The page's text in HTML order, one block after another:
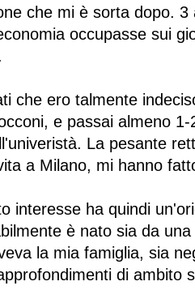
che mi è sorta dopo.
occupasse sui
che ero talmente
e passai almeno
La pesante
a Milano, mi hanno
interesse ha quindi
è nato sia da
la mia famiglia, sia
di ambito